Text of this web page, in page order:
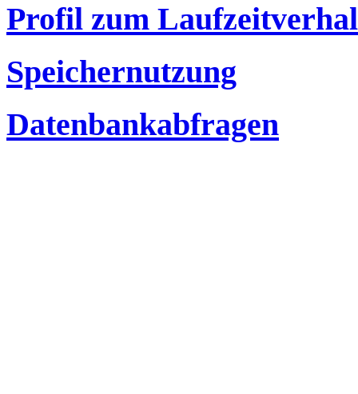
Profil zum
Speichernutzung
Datenbankabfragen